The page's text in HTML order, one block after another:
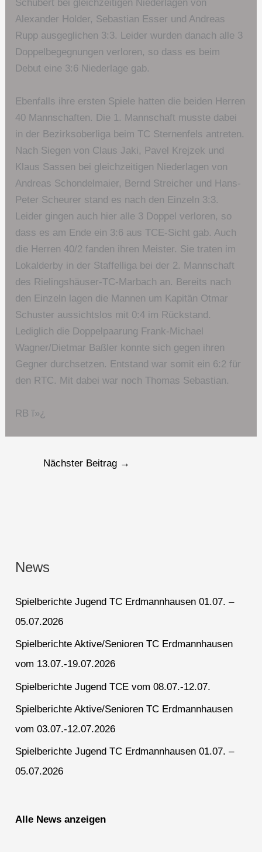
Schubert bei gleichzeitigen Niederlagen von
Alexander Holder, Sebastian Esser und Andreas
Rupp ausgeglichen 3:3. Leider wurden danach alle 3
Doppelbegegnungen verloren, so dass es beim
Debut eine 3:6 Niederlage gab.
Ebenfalls ihre ersten Spiele hatten die beiden Herren
40 Mannschaften. Die 1. Mannschaft musste dabei
in der Bezirksoberliga beim TC Sternenfels antreten.
Nach Siegen von Claus Jaki, Pavel Krejzek und
Klaus Sassen bei gleichzeitigen Niederlagen von
Andreas Schondelmaier, Bernd Streicher und Hans-
Peter Scheurer stand es nach den Einzeln 3:3.
Leider gingen auch hier alle 3 Doppel verloren, so
dass es am Ende ein 3:6 aus TCE-Sicht gab. Auch
die Herren 40/2 fanden ihren Meister. Sie traten im
Lokalderby in der Staffelliga bei der 2. Mannschaft
des Rielingshäuser-TC-Marbach an. Bereits nach
den Einzeln lagen die Mannen um Kapitän Otmar
Schuster aussichtslos mit 0:4 im Rückstand.
Lediglich die Doppelpaarung Frank-Michael
Wagner/Dietmar Baßler konnte sich gegen ihren
Gegner durchsetzen. Entstand war somit ein 6:2 für
den RTC. Mit dabei war noch Thomas Sebastian.
RB ï»¿
Nächster Beitrag →
News
Spielberichte Jugend TC Erdmannhausen 01.07. –
05.07.2026
Spielberichte Aktive/Senioren TC Erdmannhausen
vom 13.07.-19.07.2026
Spielberichte Jugend TCE vom 08.07.-12.07.
Spielberichte Aktive/Senioren TC Erdmannhausen
vom 03.07.-12.07.2026
Spielberichte Jugend TC Erdmannhausen 01.07. –
05.07.2026
Alle News anzeigen